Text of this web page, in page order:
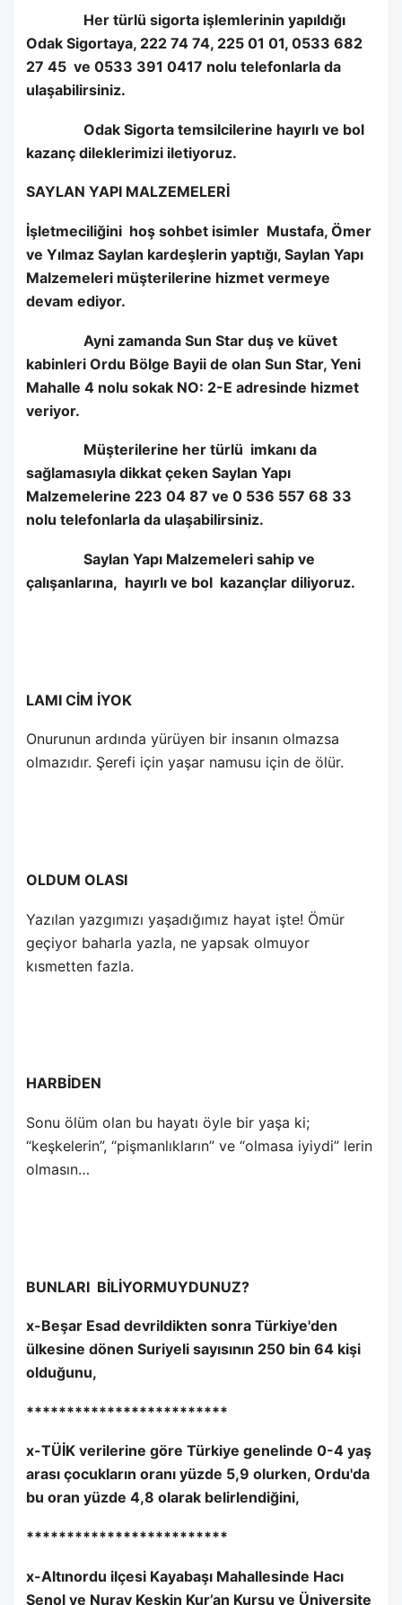
Her türlü sigorta işlemlerinin yapıldığı
Odak Sigortaya, 222 74 74, 225 01 01, 0533 682
27 45 ve 0533 391 0417 nolu telefonlarla da
ulaşabilirsiniz.
Odak Sigorta temsilcilerine hayırlı ve bol
kazanç dileklerimizi iletiyoruz.
SAYLAN YAPI MALZEMELERİ
İşletmeciliğini hoş sohbet isimler Mustafa, Ömer
ve Yılmaz Saylan kardeşlerin yaptığı, Saylan Yapı
Malzemeleri müşterilerine hizmet vermeye
devam ediyor.
Ayni zamanda Sun Star duş ve küvet
kabinleri Ordu Bölge Bayii de olan Sun Star, Yeni
Mahalle 4 nolu sokak NO: 2-E adresinde hizmet
veriyor.
Müşterilerine her türlü imkanı da
sağlamasıyla dikkat çeken Saylan Yapı
Malzemelerine 223 04 87 ve 0 536 557 68 33
nolu telefonlarla da ulaşabilirsiniz.
Saylan Yapı Malzemeleri sahip ve
çalışanlarına, hayırlı ve bol kazançlar diliyoruz.
LAMI CİM İYOK
Onurunun ardında yürüyen bir insanın olmazsa
olmazıdır. Şerefi için yaşar namusu için de ölür.
OLDUM OLASI
Yazılan yazgımızı yaşadığımız hayat işte! Ömür
geçiyor baharla yazla, ne yapsak olmuyor
kısmetten fazla.
HARBİDEN
Sonu ölüm olan bu hayatı öyle bir yaşa ki;
“keşkelerin”, “pişmanlıkların” ve “olmasa iyiydi” lerin
olmasın…
BUNLARI BİLİYORMUYDUNUZ?
x-Beşar Esad devrildikten sonra Türkiye'den
ülkesine dönen Suriyeli sayısının 250 bin 64 kişi
olduğunu,
*************************
x-TÜİK verilerine göre Türkiye genelinde 0-4 yaş
arası çocukların oranı yüzde 5,9 olurken, Ordu'da
bu oran yüzde 4,8 olarak belirlendiğini,
*************************
x-Altınordu ilçesi Kayabaşı Mahallesinde Hacı
Şenol ve Nuray Keskin Kur’an Kursu ve Üniversite